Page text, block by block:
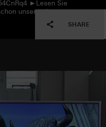
►Lesen Sie
unseren Instagram-
SHARE